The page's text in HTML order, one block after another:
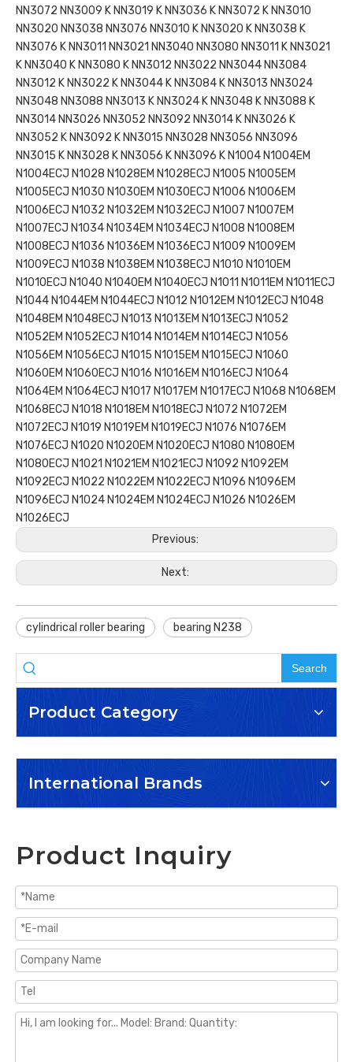
NN3072 NN3009 K NN3019 K NN3036 K NN3072 K NN3010
NN3020 NN3038 NN3076 NN3010 K NN3020 K NN3038 K
NN3076 K NN3011 NN3021 NN3040 NN3080 NN3011 K NN3021
K NN3040 K NN3080 K NN3012 NN3022 NN3044 NN3084
NN3012 K NN3022 K NN3044 K NN3084 K NN3013 NN3024
NN3048 NN3088 NN3013 K NN3024 K NN3048 K NN3088 K
NN3014 NN3026 NN3052 NN3092 NN3014 K NN3026 K
NN3052 K NN3092 K NN3015 NN3028 NN3056 NN3096
NN3015 K NN3028 K NN3056 K NN3096 K N1004 N1004EM
N1004ECJ N1028 N1028EM N1028ECJ N1005 N1005EM
N1005ECJ N1030 N1030EM N1030ECJ N1006 N1006EM
N1006ECJ N1032 N1032EM N1032ECJ N1007 N1007EM
N1007ECJ N1034 N1034EM N1034ECJ N1008 N1008EM
N1008ECJ N1036 N1036EM N1036ECJ N1009 N1009EM
N1009ECJ N1038 N1038EM N1038ECJ N1010 N1010EM
N1010ECJ N1040 N1040EM N1040ECJ N1011 N1011EM N1011ECJ
N1044 N1044EM N1044ECJ N1012 N1012EM N1012ECJ N1048
N1048EM N1048ECJ N1013 N1013EM N1013ECJ N1052
N1052EM N1052ECJ N1014 N1014EM N1014ECJ N1056
N1056EM N1056ECJ N1015 N1015EM N1015ECJ N1060
N1060EM N1060ECJ N1016 N1016EM N1016ECJ N1064
N1064EM N1064ECJ N1017 N1017EM N1017ECJ N1068 N1068EM
N1068ECJ N1018 N1018EM N1018ECJ N1072 N1072EM
N1072ECJ N1019 N1019EM N1019ECJ N1076 N1076EM
N1076ECJ N1020 N1020EM N1020ECJ N1080 N1080EM
N1080ECJ N1021 N1021EM N1021ECJ N1092 N1092EM
N1092ECJ N1022 N1022EM N1022ECJ N1096 N1096EM
N1096ECJ N1024 N1024EM N1024ECJ N1026 N1026EM
N1026ECJ
Previous:
Next:
cylindrical roller bearing bearing N238
Search
Product Category
International Brands
Product Inquiry